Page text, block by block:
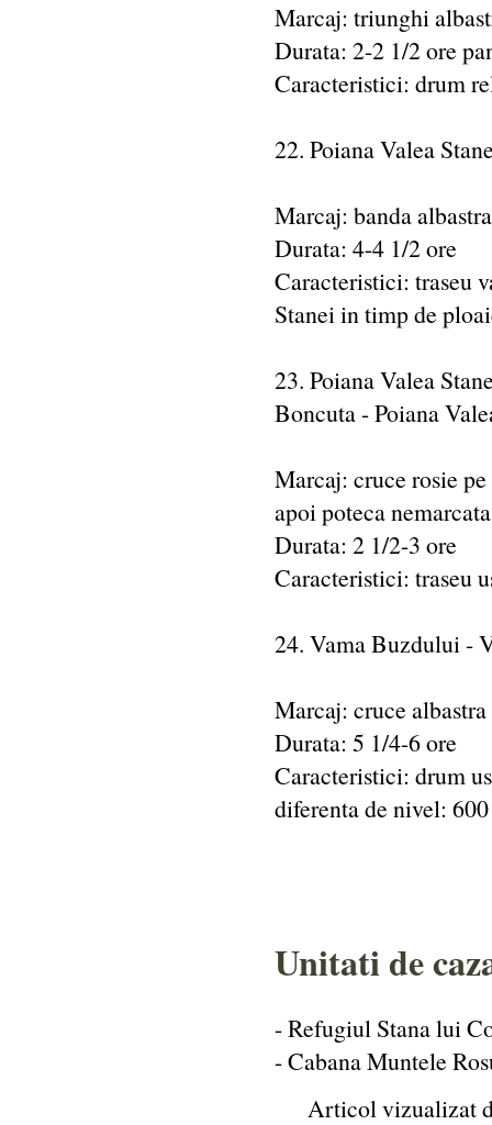
Marcaj: triunghi
Durata: 2-2 1/2 ore
Caracteristici: drum
22. Poiana Valea
Marcaj: banda albastra
Durata: 4-4 1/2 ore
Caracteristici: traseu
Stanei in timp de
23. Poiana Valea
Boncuta - Poiana
Marcaj: cruce rosie
apoi poteca nemarcata
Durata: 2 1/2-3 ore
Caracteristici: traseu
24. Vama Buzdului -
Marcaj: cruce albastra
Durata: 5 1/4-6 ore
Caracteristici: drum
diferenta de nivel:
Unitati de
- Refugiul Stana lui
- Cabana Muntele
Articol vizualizat